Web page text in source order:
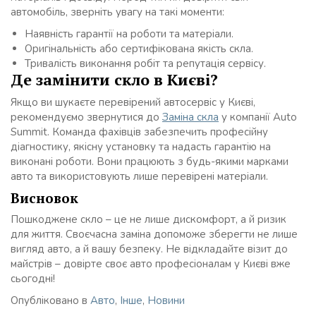
автомобіль, зверніть увагу на такі моменти:
Наявність гарантії на роботи та матеріали.
Оригінальність або сертифікована якість скла.
Тривалість виконання робіт та репутація сервісу.
Де замінити скло в Києві?
Якщо ви шукаєте перевірений автосервіс у Києві,
рекомендуємо звернутися до Заміна скла у компанії Auto
Summit. Команда фахівців забезпечить професійну
діагностику, якісну установку та надасть гарантію на
виконані роботи. Вони працюють з будь-якими марками
авто та використовують лише перевірені матеріали.
Висновок
Пошкоджене скло – це не лише дискомфорт, а й ризик
для життя. Своєчасна заміна допоможе зберегти не лише
вигляд авто, а й вашу безпеку. Не відкладайте візит до
майстрів – довірте своє авто професіоналам у Києві вже
сьогодні!
Опубліковано в Авто, Інше, Новини